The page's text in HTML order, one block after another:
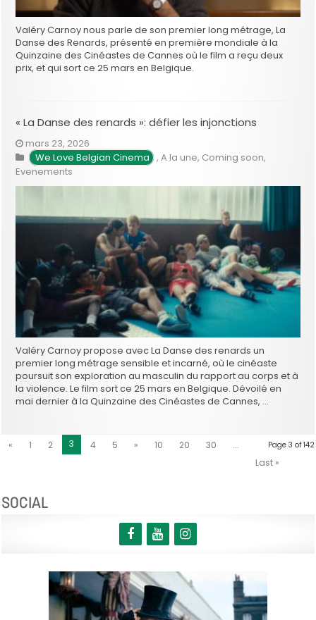
Valéry Carnoy nous parle de son premier long métrage, La
Danse des Renards, présenté en première mondiale à la
Quinzaine des Cinéastes de Cannes où le film a reçu deux
prix, et qui sort ce 25 mars en Belgique.
« La Danse des renards »: défier les injonctions
mars 23, 2026
We Love Belgian Cinema ,A la une, Coming soon,
Evenements
Valéry Carnoy propose avec La Danse des renards un
premier long métrage sensible et incarné, où le cinéaste
poursuit son exploration au masculin du rapport au corps et à
la violence. Le film sort ce 25 mars en Belgique. Dévoilé en
mai dernier à la Quinzaine des Cinéastes de Cannes, …
Page 3 of 142
« 1 2 3 4 5 » 10 20 30
...
Last »
SOCIAL